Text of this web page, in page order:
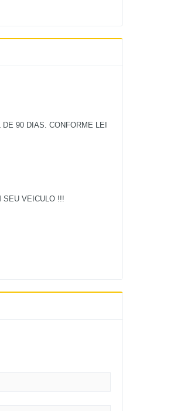
90 DIAS. CONFORME LEI
SEU VEICULO !!!